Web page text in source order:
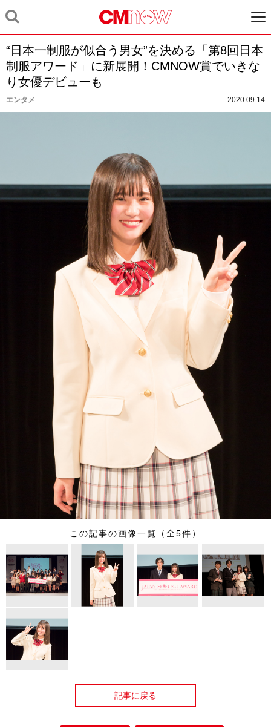
“日本一制服が似合う男女”を決める「第8回日本
制服アワード」に新展開！CMNOW賞でいきな
り女優デビューも
エンタメ 2020.09.14
この記事の画像一覧（全5件）
記事に戻る